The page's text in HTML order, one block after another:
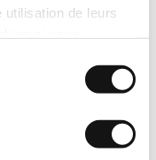
de leurs
Bertin Intègre-t-il Les
Bertin